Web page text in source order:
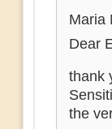
Maria
Dear
thank
the